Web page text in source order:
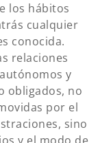
los hábitos
cualquier
conocida.
relaciones
y
obligados, no
por el
sino